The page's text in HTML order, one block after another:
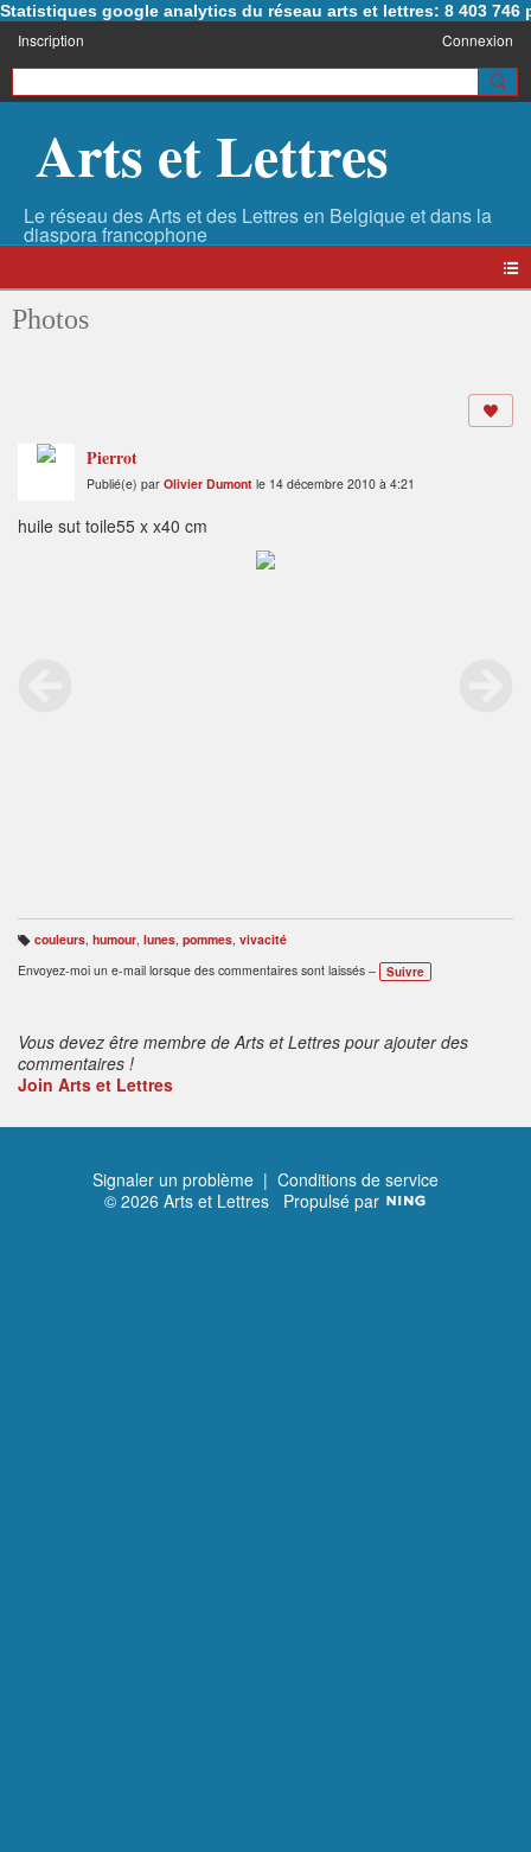
Statistiques google analytics du réseau arts et lettres: 8 403 746
Inscription Connexion
Arts et Lettres
Photos
Pierrot
Publié(e) par Olivier Dumont le 14 décembre 2010 à 4:21
huile sut toile55 x x40 cm
B
ali
s
couleurs, humour, lunes, pommes, vivacité
Envoyez-moi un e-mail lorsque des commentaires sont laissés –
Suivre
Vous devez être membre de Arts et Lettres pour ajouter des
commentaires !
Join Arts et Lettres
Signaler un problème | Conditions de service
© 2026 Arts et Lettres Propulsé par